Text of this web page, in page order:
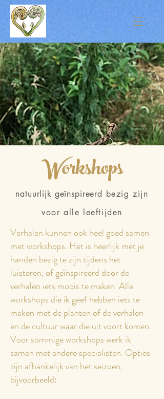
Workshops
natuurlijk geïnspireerd bezig zijn
voor alle leeftijden
Verhalen kunnen ook heel goed samen
met workshops. Het is heerlijk met je
handen bezig te zijn tijdens het
luisteren, of geïnspireerd door de
verhalen iets moois te maken. Alle
workshops die ik geef hebben iets te
maken met de planten of de verhalen
en de cultuur waar die uit voort komen.
Voor sommige workshops werk ik
samen met andere specialisten. Opties
zijn afhankelijk van hetseizoen,
bijvoorbeeld: